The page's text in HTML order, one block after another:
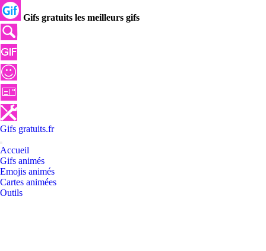
Gifs gratuits les meilleurs gifs
Gifs gratuits.fr
Accueil
Gifs animés
Emojis animés
Cartes animées
Outils